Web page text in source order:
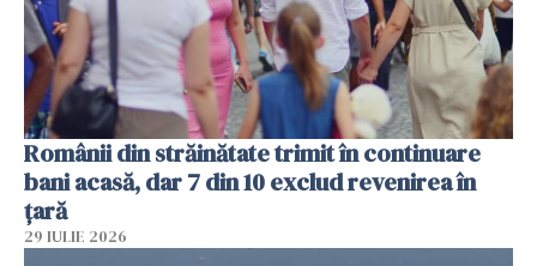
Românii din străinătate trimit în continuare
bani acasă, dar 7 din 10 exclud revenirea în
țară
29 IULIE 2026